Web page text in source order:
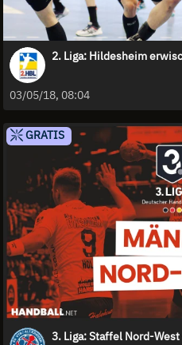
2. Liga: Hildesheim
03/05/18, 08:04
GRATIS
3. Liga: Staffel Nord-West